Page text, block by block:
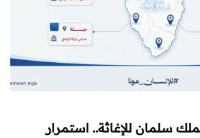
سلمان للإغاثة.. استمرار